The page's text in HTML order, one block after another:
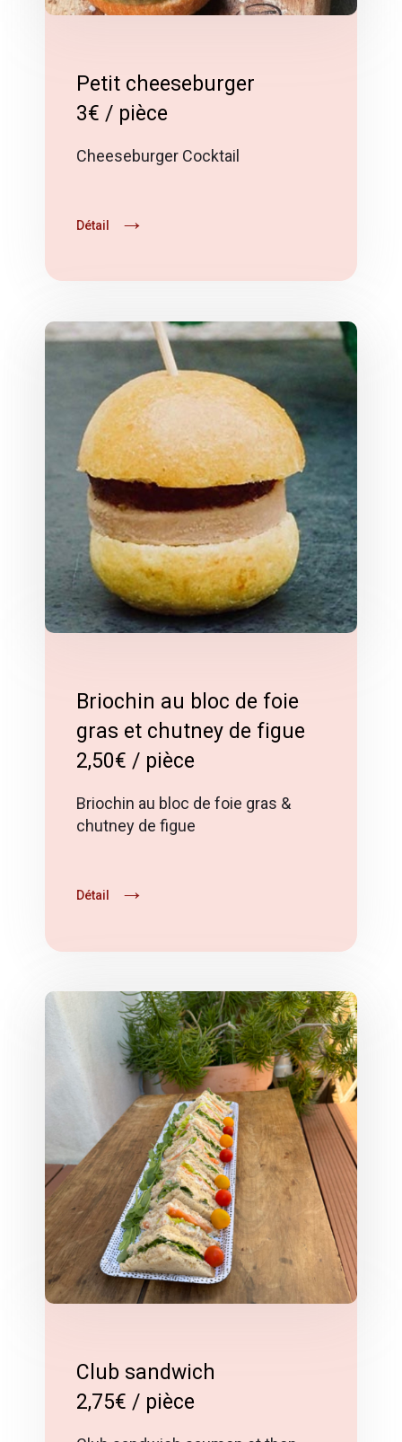
Petit cheeseburger
3€ / pièce
Cheeseburger Cocktail
Détail
Briochin au bloc de foie
gras et chutney de figue
2,50€ / pièce
Briochin au bloc de foie gras &
chutney de figue
Détail
Club sandwich
2,75€ / pièce